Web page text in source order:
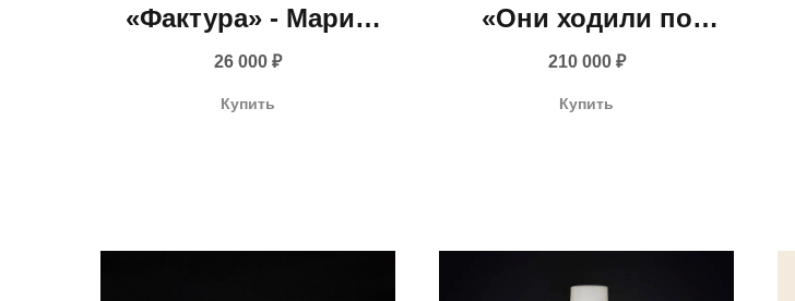
«Фактура» - Мария
Маренкова, 2022
26 000 ₽
Купить
«Они ходили по
воде» - Анна
210 000 ₽
Купить